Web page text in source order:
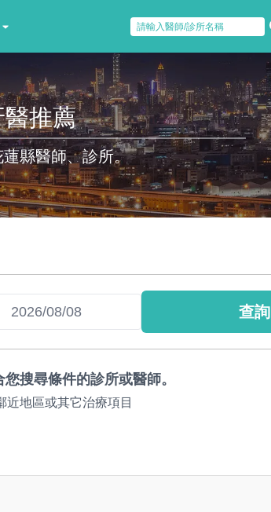
推薦
縣醫師、診所。
查詢
搜尋條件的診所或醫師。
近地區或其它治療項目